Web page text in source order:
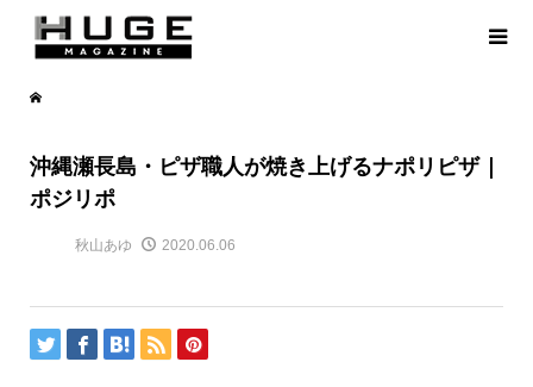
沖縄瀬長島・ピザ職人が焼き上げるナポリピザ |
ポジリポ
秋山あゆ 2020.06.06